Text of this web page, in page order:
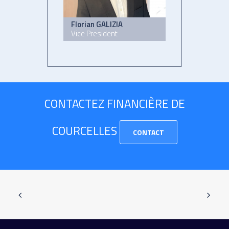
Florian GALIZIA
Vice President
CONTACTEZ FINANCIÈRE DE
COURCELLES
CONTACT